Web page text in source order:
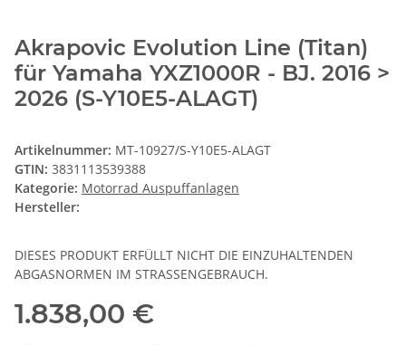
Akrapovic Evolution Line (Titan)
für Yamaha YXZ1000R - BJ. 2016 >
2026 (S-Y10E5-ALAGT)
Artikelnummer: MT-10927/S-Y10E5-ALAGT
GTIN: 3831113539388
Kategorie: Motorrad Auspuffanlagen
Hersteller:
DIESES PRODUKT ERFÜLLT NICHT DIE EINZUHALTENDEN
ABGASNORMEN IM STRASSENGEBRAUCH.
1.838,00 €